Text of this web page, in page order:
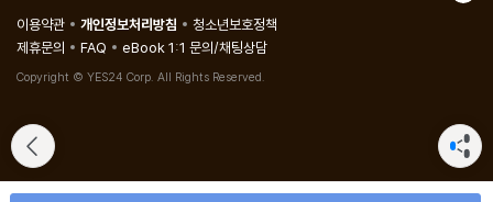
이용약관
개인정보처리방침
청소년보호정책
제휴문의
FAQ eBook 1:1 문의/채팅상담
Copyright © YES24 Corp. All Rights Reserved.